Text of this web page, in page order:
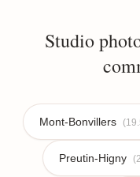
Studio
Mont-Bonvillers
Preutin-Higny